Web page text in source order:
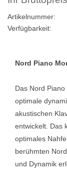
Artikelnummer:
Verfügbarkeit:
Nord Piano
Das Nord
optimale
akustischen
entwickelt. Das
optimales
berühmten
und Dynamik